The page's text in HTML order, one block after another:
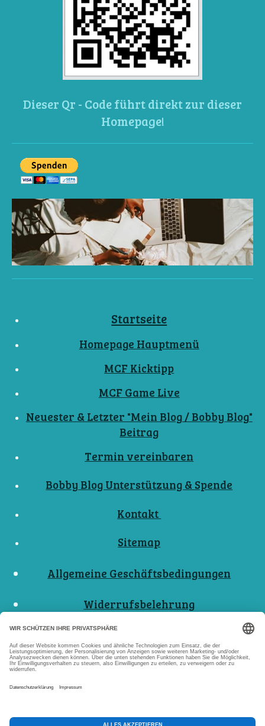
Dieser Qr - Code führt direkt zur dieser
Homepage!
Startseite
Homepage Hauptmenü
MCF Kicktipp
MCF Game Live
Neuester & Letzter "Mein Blog / Bobby Blog"
Beitrag
Termin vereinbaren
Bobby Blog Unterstützung & Spende
Kontakt
Sitemap
Allgemeine Geschäftsbedingungen
Widerrufsbelehrung
Nutzungsbedingungen
Datenschutzerklärungen
Abo Kündigen